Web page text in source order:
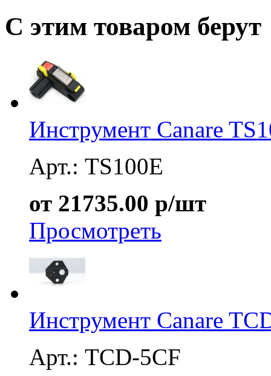
С этим товаром берут
Инструмент Canare
Арт.: TS100E
от 21735.00 р/шт
Просмотреть
Инструмент Canare
Арт.: TCD-5CF